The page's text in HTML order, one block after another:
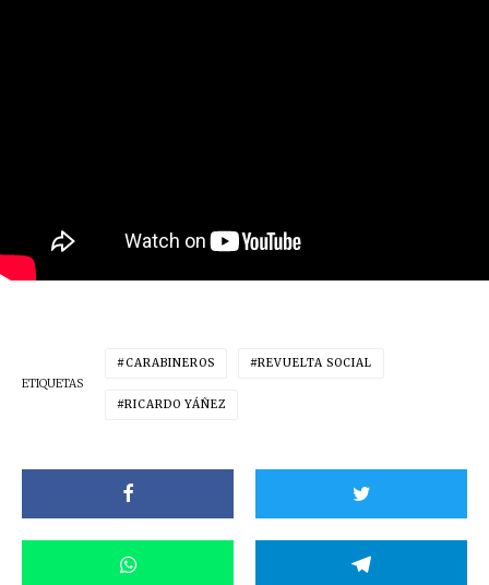
ETIQUETAS
CARABINEROS REVUELTA SOCIAL
RICARDO YÁÑEZ